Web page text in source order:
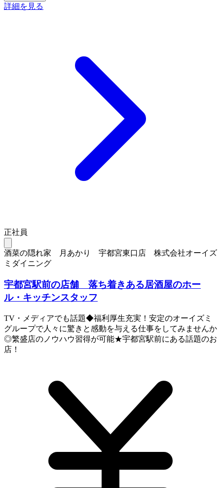
詳細を見る
正社員
酒菜の隠れ家 月あかり 宇都宮東口店 株式会社オーイズ
ミダイニング
宇都宮駅前の店舗 落ち着きある居酒屋のホー
ル・キッチンスタッフ
TV・メディアでも話題◆福利厚生充実！安定のオーイズミ
グループで人々に驚きと感動を与える仕事をしてみませんか
◎繁盛店のノウハウ習得が可能★宇都宮駅前にある話題のお
店！